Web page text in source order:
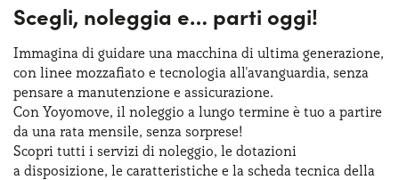
Scegli, noleggia e… parti oggi!
Immagina di guidare una macchina di ultima generazione,
con linee mozzafiato e tecnologia all'avanguardia, senza
pensare a manutenzione e assicurazione.
Con Yoyomove, il noleggio a lungo termine è tuo a partire
da una rata mensile, senza sorprese!
Scopri tutti i servizi di noleggio, le dotazioni
a disposizione, le caratteristiche e la scheda tecnica della